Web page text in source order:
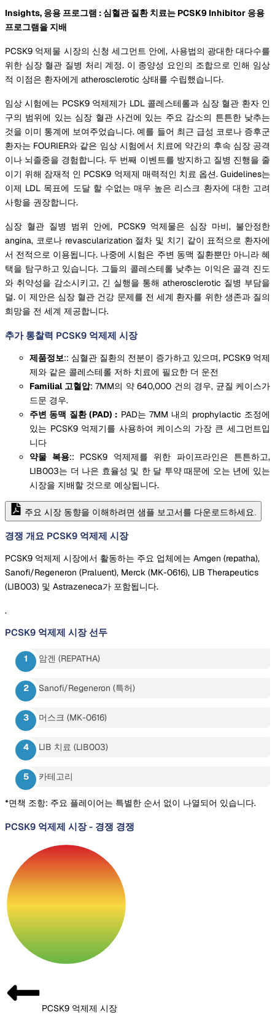
Insights, 응용 프로그램 : 심혈관 질환 치료는 PCSK9 Inhibitor 응용
프로그램을 지배
PCSK9 억제물 시장의 신청 세그먼트 안에, 사용법의 광대한 대다수를
위한 심장 혈관 질병 처리 계정. 이 종양성 요인의 조합으로 인해 임상
적 이점은 환자에게 atherosclerotic 상태를 수립했습니다.
임상 시험에는 PCSK9 억제제가 LDL 콜레스테롤과 심장 혈관 환자 인
구의 범위에 있는 심장 혈관 사건에 있는 주요 감소의 튼튼한 낮추는
것을 이미 통계에 보여주었습니다. 예를 들어 최근 급성 코로나 증후군
환자는 FOURIER와 같은 임상 시험에서 치료에 약간의 후속 심장 공격
이나 뇌졸중을 경험합니다. 두 번째 이벤트를 방지하고 질병 진행을 줄
이기 위해 잠재적 인 PCSK9 억제제 매력적인 치료 옵션. Guidelines는
이제 LDL 목표에 도달 할 수없는 매우 높은 리스크 환자에 대한 고려
사항을 권장합니다.
심장 혈관 질병 범위 안에, PCSK9 억제물은 심장 마비, 불안정한
angina, 코로나 revascularization 절차 및 치기 같이 표적으로 환자에
서 전적으로 이용됩니다. 나중에 시험은 주변 동맥 질환뿐만 아니라 혜
택을 탐구하고 있습니다. 그들의 콜레스테롤 낮추는 이익은 골격 진도
와 취약성을 감소시키고, 긴 실행을 통해 atherosclerotic 질병 부담을
덜. 이 제안은 심장 혈관 건강 문제를 전 세계 환자를 위한 생존과 질의
희망을 전 세계 제공합니다.
추가 통찰력 PCSK9 억제제 시장
제품정보:: 심혈관 질환의 전분이 증가하고 있으며, PCSK9 억제
제와 같은 콜레스테롤 저하 치료에 필요한 더 운전
Familial 고혈압: 7MM의 약 640,000 건의 경우, 균질 케이스가
드문 경우.
주변 동맥 질환 (PAD) : PAD는 7MM 내의 prophylactic 조정에
있는 PCSK9 억제기를 사용하여 케이스의 가장 큰 세그먼트입
니다
약물 복용:: PCSK9 억제제를 위한 파이프라인은 튼튼하고,
LIB003는 더 나은 효율성 및 한 달 투약 때문에 오는 년에 있는
시장을 지배할 것으로 예상됩니다.
주요 시장 동향을 이해하려면 샘플 보고서를 다운로드하세요.
경쟁 개요 PCSK9 억제제 시장
PCSK9 억제제 시장에서 활동하는 주요 업체에는 Amgen (repatha),
Sanofi/Regeneron (Praluent), Merck (MK-0616), LIB Therapeutics
(LIB003) 및 Astrazeneca가 포함됩니다.
.
PCSK9 억제제 시장 선두
암겐 (REPATHA)
Sanofi/Regeneron (특허)
머스크 (MK-0616)
LIB 치료 (LIB003)
카테고리
*면책 조항: 주요 플레이어는 특별한 순서 없이 나열되어 있습니다.
PCSK9 억제제 시장- 경쟁 경쟁
PCSK9 억제제 시장